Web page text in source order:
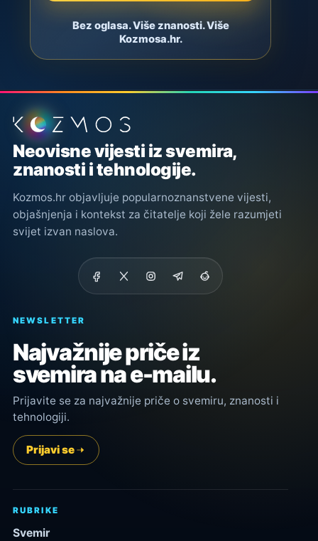
Bez oglasa. Više znanosti. Više
Kozmosa.hr.
Podnožje stranice
Neovisne vijesti iz svemira,
znanosti i tehnologije.
Kozmos.hr objavljuje popularnoznanstvene vijesti,
objašnjenja i kontekst za čitatelje koji žele razumjeti
svijet izvan naslova.
NEWSLETTER
Najvažnije priče iz
svemira na e-mailu.
Prijavite se za najvažnije priče o svemiru, znanosti i
tehnologiji.
Prijavi se
RUBRIKE
Svemir